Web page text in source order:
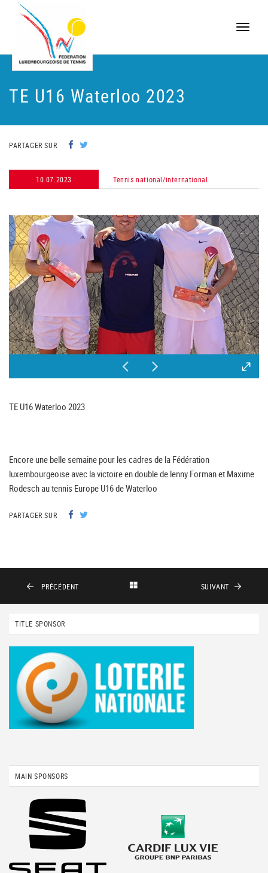
Toggle
TE U16 Waterloo 2023
PARTAGER SUR
10.07.2023 Tennis national/international
TE U16 Waterloo 2023
Encore une belle semaine pour les cadres de la Fédération
luxembourgeoise avec la victoire en double de lenny Forman et Maxime
Rodesch au tennis Europe U16 de Waterloo
PARTAGER SUR
PRÉCÉDENT SUIVANT
TITLE SPONSOR
MAIN SPONSORS